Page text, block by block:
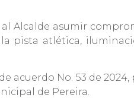
Alcalde asumir
pista atlética,
No. 53 de 2024,
de Pereira.